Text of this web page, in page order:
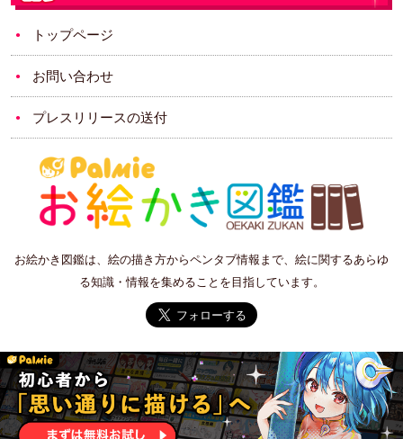
トップページ
お問い合わせ
プレスリリースの送付
お絵かき図鑑は、絵の描き方からペンタブ情報まで、絵に関するあらゆ
る知識・情報を集めることを目指しています。